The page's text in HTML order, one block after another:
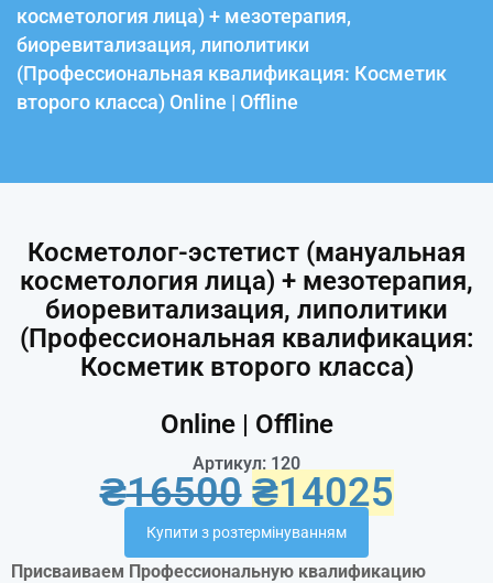
косметология лица) + мезотерапия,
биоревитализация, липолитики
(Профессиональная квалификация: Косметик
второго класса) Online | Offline
Косметолог-эстетист (мануальная
косметология лица) + мезотерапия,
биоревитализация, липолитики
(Профессиональная квалификация:
Косметик второго класса)
Online | Offline
Артикул: 120
₴16500 ₴14025
Купити з розтермінуванням
Присваиваем Профессиональную квалификацию